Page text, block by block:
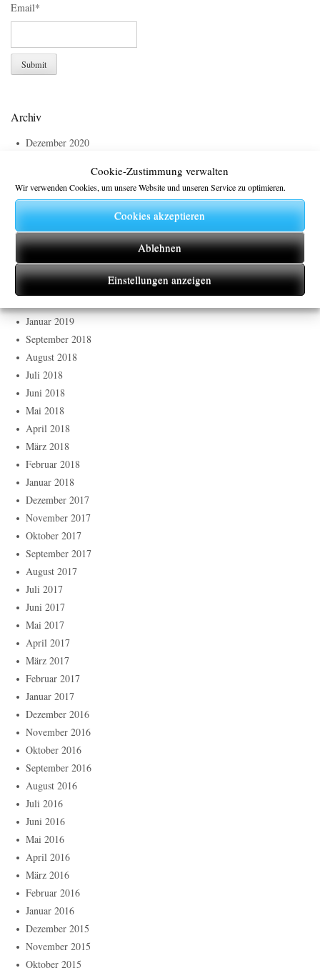
Cookie-Zustimmung verwalten
Wir verwenden Cookies, um unsere Website und unseren Service zu optimieren.
Cookies akzeptieren
Ablehnen
Einstellungen anzeigen
Email*
Archiv
Dezember 2020
November 2019
Oktober 2019
Juli 2019
Mai 2019
April 2019
Januar 2019
September 2018
August 2018
Juli 2018
Juni 2018
Mai 2018
April 2018
März 2018
Februar 2018
Januar 2018
Dezember 2017
November 2017
Oktober 2017
September 2017
August 2017
Juli 2017
Juni 2017
Mai 2017
April 2017
März 2017
Februar 2017
Januar 2017
Dezember 2016
November 2016
Oktober 2016
September 2016
August 2016
Juli 2016
Juni 2016
Mai 2016
April 2016
März 2016
Februar 2016
Januar 2016
Dezember 2015
November 2015
Oktober 2015